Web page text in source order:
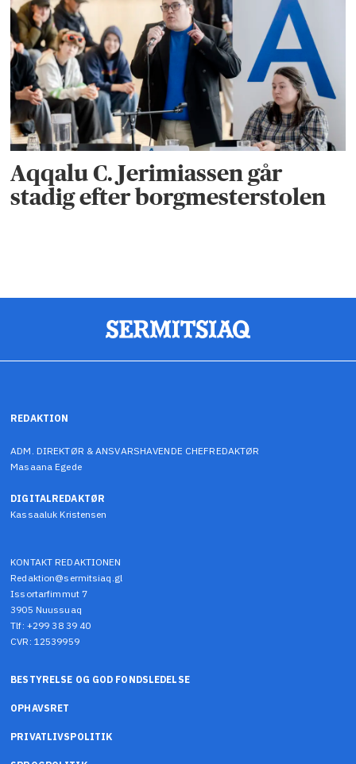
Aqqalu C. Jerimiassen går
stadig efter borgmesterstolen
REDAKTION
ADM. DIREKTØR & ANSVARSHAVENDE CHEFREDAKTØR
Masaana Egede
DIGITALREDAKTØR
Kassaaluk Kristensen
KONTAKT REDAKTIONEN
Redaktion@sermitsiaq.gl
Issortarfimmut 7
3905 Nuussuaq
Tlf: +299 38 39 40
CVR: 12539959
BESTYRELSE OG GOD FONDSLEDELSE
OPHAVSRET
PRIVATLIVSPOLITIK